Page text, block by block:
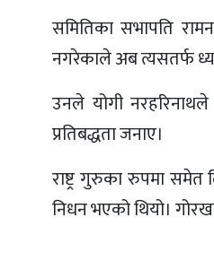
समितिका सभापति
नगरेकाले अब त्यसतर्फ
उनले योगी
प्रतिबद्धता जनाए।
राष्ट्र गुरुका रुपमा
निधन भएको थियो।